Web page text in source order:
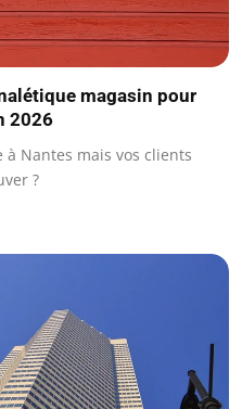
magasin pour
2026
Nantes mais vos clients
?